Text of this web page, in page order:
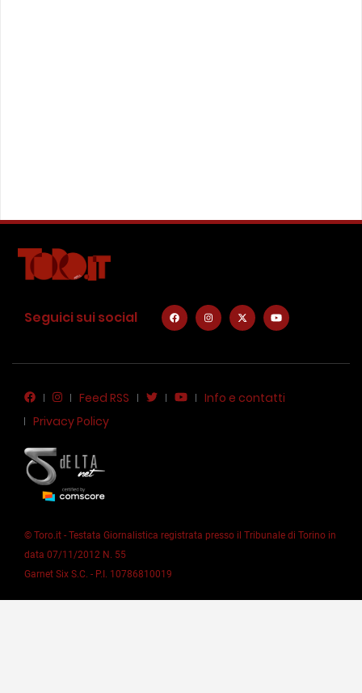
Seguici sui social
Feed RSS
Info e contatti
Privacy Policy
© Toro.it - Testata Giornalistica registrata presso il Tribunale di Torino in
data 07/11/2012 N. 55
Garnet Six S.C. - P.I. 10786810019